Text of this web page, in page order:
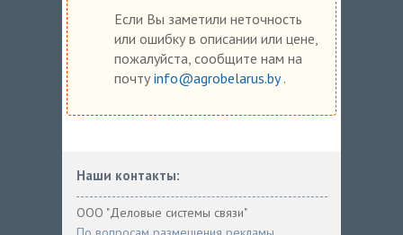
Если Вы заметили неточность
или ошибку в описании или цене,
пожалуйста, сообщите нам на
почту info@agrobelarus.by.
Наши контакты:
ООО "Деловые системы связи"